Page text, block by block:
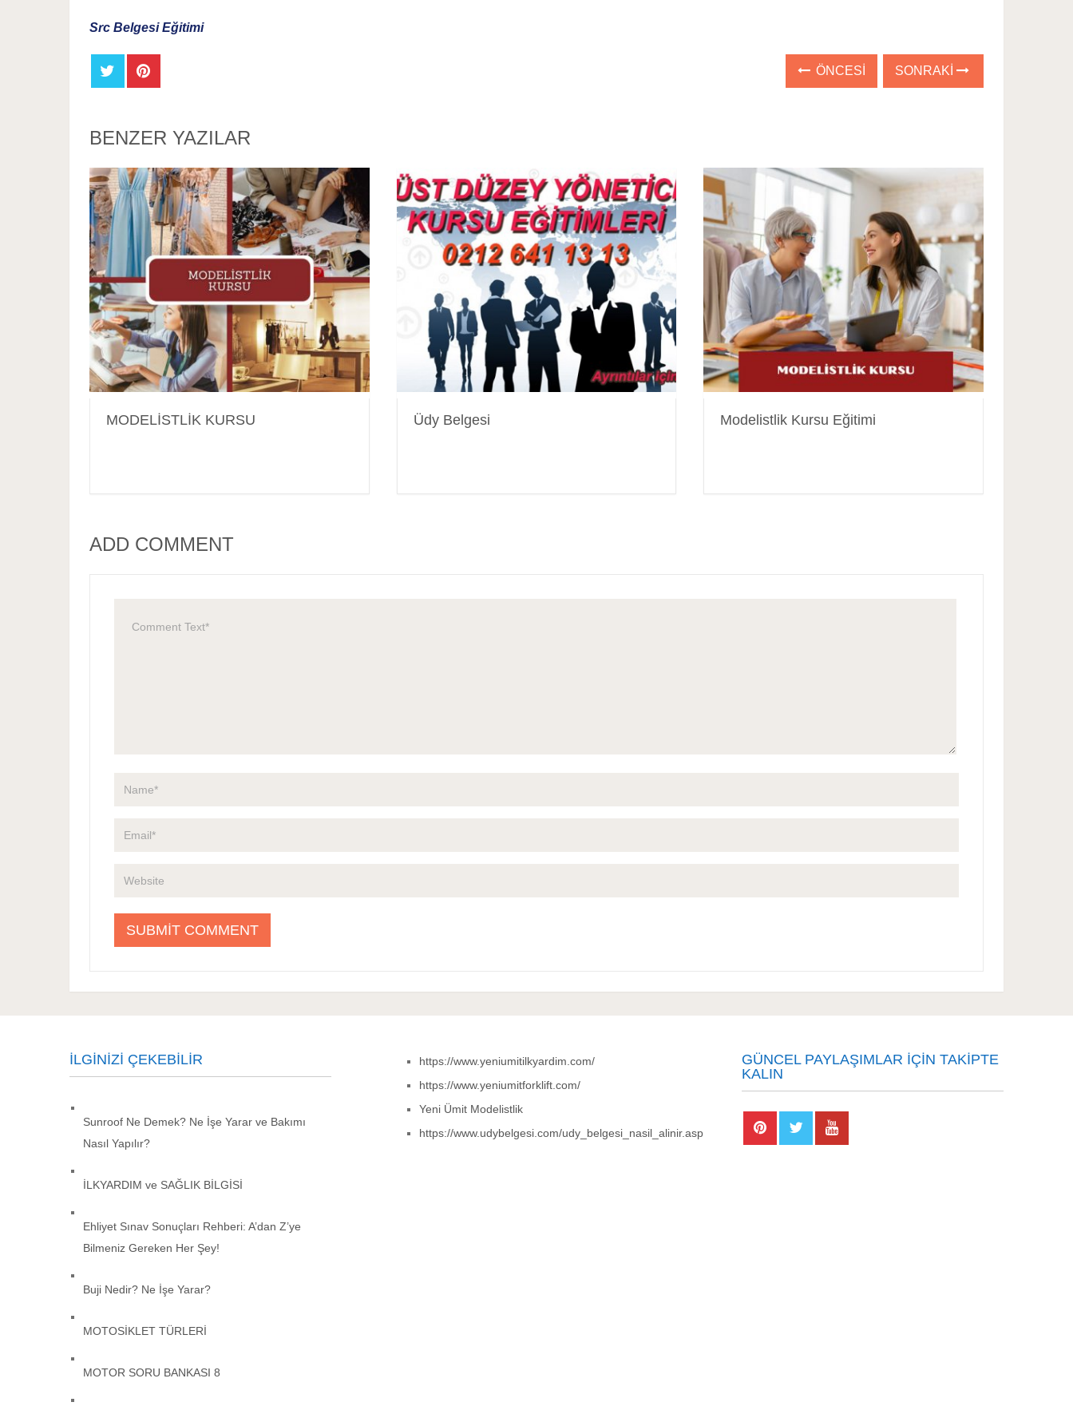
Src Belgesi Eğitimi
ÖNCESI SONRAKI
BENZER YAZILAR
MODELİSTLİK KURSU Üdy Belgesi Modelistlik Kursu Eğitimi
ADD COMMENT
İLGINIZI ÇEKEBILIR
Sunroof Ne Demek? Ne İşe Yarar ve Bakımı
Nasıl Yapılır?
İLKYARDIM ve SAĞLIK BİLGİSİ
Ehliyet Sınav Sonuçları Rehberi: A’dan Z’ye
Bilmeniz Gereken Her Şey!
Buji Nedir? Ne İşe Yarar?
MOTOSİKLET TÜRLERİ
MOTOR SORU BANKASI 8
https://www.yeniumitilkyardim.com/
https://www.yeniumitforklift.com/
Yeni Ümit Modelistlik
https://www.udybelgesi.com/udy_belgesi_nasil_alinir.asp
GÜNCEL PAYLAŞIMLAR İÇIN TAKIPTE
KALIN